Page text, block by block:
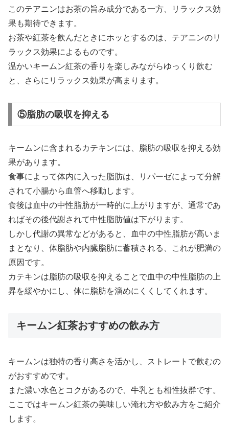
このテアニンはお茶の旨み成分である一方、リラックス効
果も期待できます。
お茶や紅茶を飲んだときにホッとするのは、テアニンのリ
ラックス効果によるものです。
温かいキームン紅茶の香りを楽しみながらゆっくり飲む
と、さらにリラックス効果が高まります。
⑤脂肪の吸収を抑える
キームンに含まれるカテキンには、脂肪の吸収を抑える効
果があります。
食事によって体内に入った脂肪は、リパーゼによって分解
されて小腸から血管へ移動します。
食後は血中の中性脂肪が一時的に上がりますが、通常であ
ればその後代謝されて中性脂肪値は下がります。
しかし代謝の異常などがあると、血中の中性脂肪が高いま
まとなり、体脂肪や内臓脂肪に蓄積される、これが肥満の
原因です。
カテキンは脂肪の吸収を抑えることで血中の中性脂肪の上
昇を緩やかにし、体に脂肪を溜めにくくしてくれます。
キームン紅茶おすすめの飲み方
キームンは独特の香り高さを活かし、ストレートで飲むの
がおすすめです。
また濃い水色とコクがあるので、牛乳とも相性抜群です。
ここではキームン紅茶の美味しい淹れ方や飲み方をご紹介
します。